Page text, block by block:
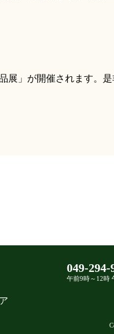
展」が開催されます。
049-294-
午前9時～12時